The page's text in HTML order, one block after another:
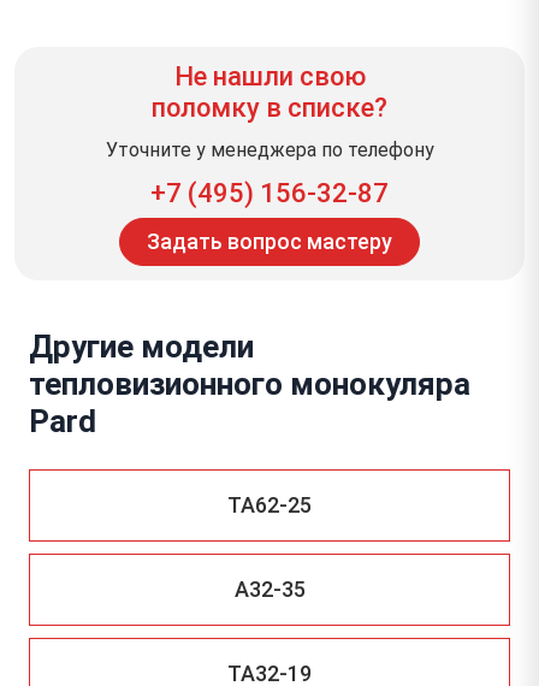
Не нашли свою
поломку в списке?
Уточните у менеджера по телефону
+7 (495) 156-32-87
Задать вопрос мастеру
Другие модели
тепловизионного монокуляра
Pard
TA62-25
A32-35
TA32-19